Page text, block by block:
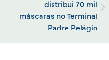
distribui 70 mil
máscaras no Terminal
Padre Pelágio